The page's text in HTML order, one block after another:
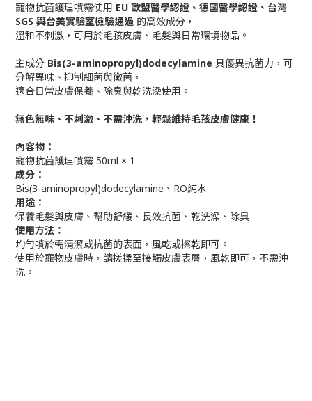
寵物抗菌護理噴霧使用 EU 歐盟醫學認證、德國醫學認證、台灣
SGS 與台美實驗室檢驗通過 的高效成分，
溫和不刺激，可用於毛孩皮膚、毛髮與日常環境物品。
主成分 Bis(3-aminopropyl)dodecylamine 具優異抗菌力，可
分解異味、抑制細菌與黴菌，
適合日常皮膚保養、除臭與乾洗澡使用。
無色無味、不刺激、不需沖洗，輕鬆維持毛孩皮膚健康！
內容物：
寵物抗菌護理噴霧 50ml × 1
成分：
Bis(3-aminopropyl)dodecylamine、RO純水
用途：
保養毛髮與皮膚、幫助舒緩、長效抗菌、乾洗澡、除臭
使用方法：
均勻噴於需清潔或抗菌的表面，風乾或擦乾即可。
使用於寵物皮膚時，請搓揉至接觸皮膚表層，風乾即可，不需沖
洗。